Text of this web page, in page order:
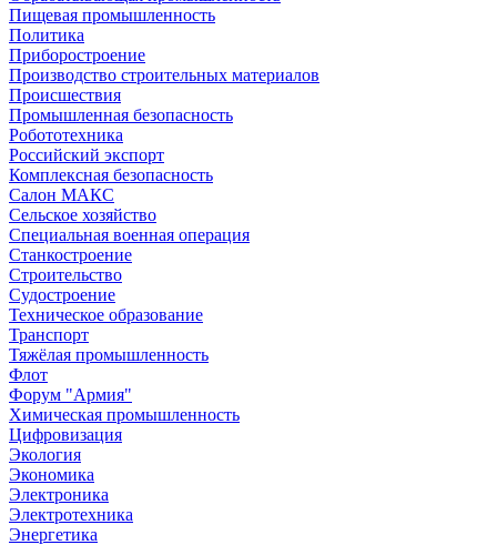
Пищевая промышленность
Политика
Приборостроение
Производство строительных материалов
Происшествия
Промышленная безопасность
Робототехника
Российский экспорт
Комплексная безопасность
Салон МАКС
Сельское хозяйство
Специальная военная операция
Станкостроение
Строительство
Судостроение
Техническое образование
Транспорт
Тяжёлая промышленность
Флот
Форум "Армия"
Химическая промышленность
Цифровизация
Экология
Экономика
Электроника
Электротехника
Энергетика